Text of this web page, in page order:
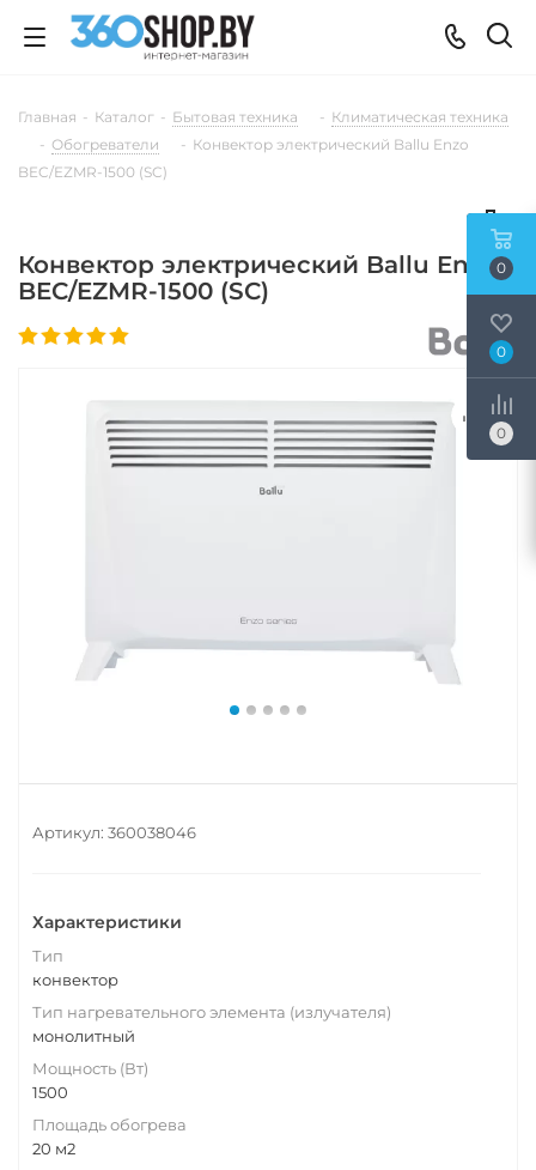
Главная - Каталог - Бытовая техника - Климатическая техника
- Обогреватели - Конвектор электрический Ballu Enzo
BEC/EZMR-1500 (SC)
Конвектор электрический Ballu Enzo
BEC/EZMR-1500 (SC)
Артикул: 360038046
Характеристики
Тип
конвектор
Тип нагревательного элемента (излучателя)
монолитный
Мощность (Вт)
1500
Площадь обогрева
20 м2
0
0
0